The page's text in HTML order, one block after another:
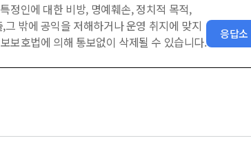
정인에 대한 비방, 명예훼손, 정치적 목적,
밖에 공익을 저해하거나 운영 취지에 맞지
보호법에 의해 통보없이 삭제될 수 있습니다.
응답소